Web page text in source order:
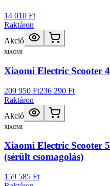
14 010 Ft
Raktáron
Akció
XIAOMI
Xiaomi Electric Scooter
209 950 Ft236 290 Ft
Raktáron
Akció
XIAOMI
Xiaomi Electric Scooter
(sérült csomagolás)
159 585 Ft